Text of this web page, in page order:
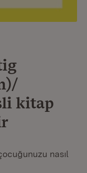
kitap
nasıl